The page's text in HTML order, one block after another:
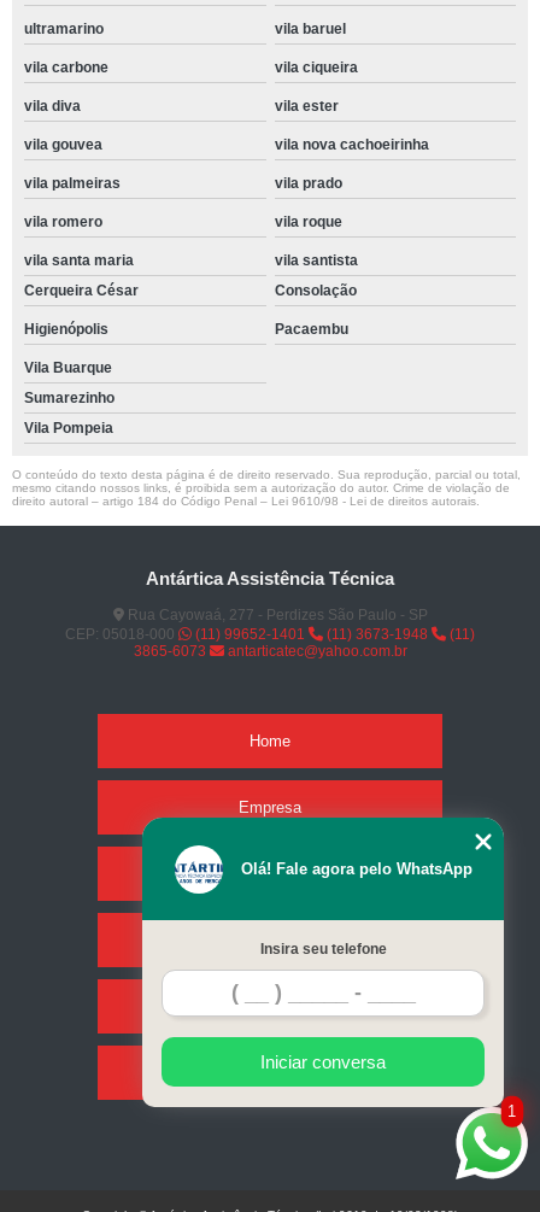
ultramarino vila baruel
vila carbone vila ciqueira
vila diva vila ester
vila gouvea vila nova cachoeirinha
vila palmeiras vila prado
vila romero vila roque
vila santa maria
vila santista
Cerqueira César
Consolação
Higienópolis Pacaembu
Vila Buarque
Sumarezinho
Vila Pompeia
O conteúdo do texto desta página é de direito reservado. Sua reprodução, parcial ou total,
mesmo citando nossos links, é proibida sem a autorização do autor. Crime de violação de
direito autoral – artigo 184 do Código Penal – Lei 9610/98 - Lei de direitos autorais
Antártica Assistência Técnica
Rua Cayowaá, 277 - Perdizes São Paulo - SP
CEP: 05018-000
(11) 99652-1401 (11) 3673-1948
(11)
3865-6073
antarticatec@yahoo.com.br
Home
Empresa
Missão
Serviços
Contato
Mapa do site
1
Olá! Fale agora pelo WhatsApp
Insira seu telefone
Iniciar conversa